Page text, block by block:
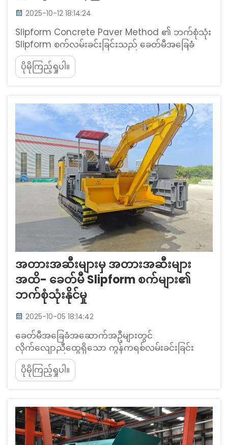
2025-10-12 18:14:24
Slipform Concrete Paver Method ၏ ဘက်စုံသုံး
Slipform စက်လမ်းခင်းခြင်းသည် ခေတ်မီအခြေခံ
အဆောက် အအုံ ပင်မမက္ကင်းနစ်ကို တော်လှန်နေပုံ
Slipform Concrete Paver Method Slipform
သည် ဟောင်းနွမ်းနေသော ကျောင်းဖောင်ပုံစံနည်းပညာ
အစားထိုးခြင်းဖြင့် အလုပ်လုပ်သည်...
ပိုမိုကြည့်ရှုပါ။
အတားအဆီးများမှ အတားအဆီးများ
အထိ- ခေတ်မီ Slipform စက်များ၏
ဘက်စုံသုံးနိုင်မှု
2025-10-05 18:14:42
ခေတ်မီအခြေခံအဆောက်အဦများတွင်
လိုက်လျောညီထွေရှိသော ကွန်ကရစ်လမ်းခင်းခြင်း
အတွက် ဘက်စုံသုံး Slipform စက်များ၏ အဓိက
အခန်းကဏ္ဍသည် လိုက်လျောညီထွေရှိသော ကွန်ကရစ်
လမ်းခင်းခြင်းဖြေရှင်းချက်အတွက် လိုအပ်ချက်မြင့်
လာပြီး ပရောဂျက်များကို အချိန်ဇယားများအတွင်း
ညှစ်ထုတ်နိုင်သော စလစ်ပုံစံစက်များ လိုအပ်လာသည်...
ပိုမိုကြည့်ရှုပါ။